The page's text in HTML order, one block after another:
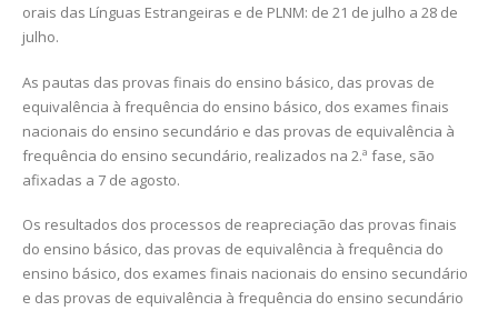
orais das Línguas Estrangeiras e de PLNM: de 21 de julho a 28 de
julho.
As pautas das provas finais do ensino básico, das provas de
equivalência à frequência do ensino básico, dos exames finais
nacionais do ensino secundário e das provas de equivalência à
frequência do ensino secundário, realizados na 2.ª fase, são
afixadas a 7 de agosto.
Os resultados dos processos de reapreciação das provas finais
do ensino básico, das provas de equivalência à frequência do
ensino básico, dos exames finais nacionais do ensino secundário
e das provas de equivalência à frequência do ensino secundário